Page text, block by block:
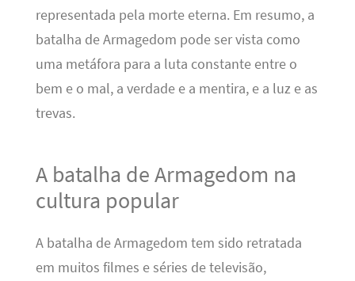
representada pela morte eterna. Em resumo, a
batalha de Armagedom pode ser vista como
uma metáfora para a luta constante entre o
bem e o mal, a verdade e a mentira, e a luz e as
trevas.
A batalha de Armagedom na
cultura popular
A batalha de Armagedom tem sido retratada
em muitos filmes e séries de televisão,